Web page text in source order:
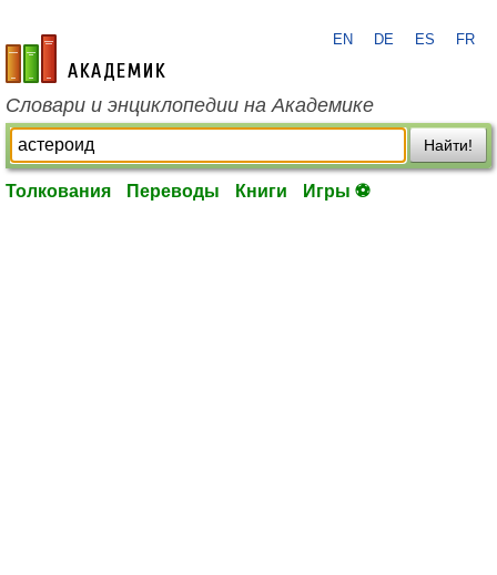
academic.ru
EN DE ES FR
Словари и энциклопедии на Академике
Найти!
Толкования Переводы Книги Игры ⚽